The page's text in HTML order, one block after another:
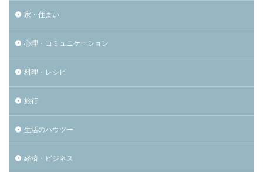
家・住まい
心理・コミュニケーション
料理・レシピ
旅行
生活のハウツー
経済・ビジネス